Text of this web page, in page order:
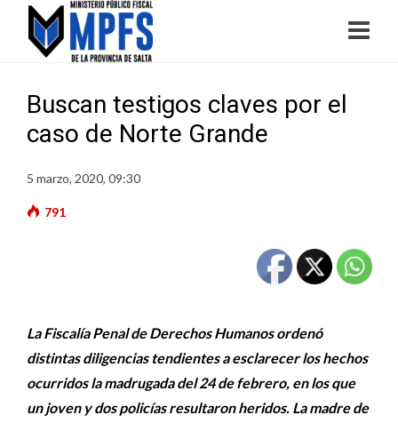
Buscan testigos claves por el
caso de Norte Grande
5 marzo, 2020, 09:30
791
La Fiscalía Penal de Derechos Humanos ordenó
distintas diligencias tendientes a esclarecer los hechos
ocurridos la madrugada del 24 de febrero, en los que
un joven y dos policías resultaron heridos. La madre de